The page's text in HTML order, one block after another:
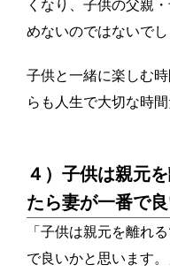
くなり、子供の父親
めないのではないでし
子供と一緒に楽しむ
らも人生で大切な時間
４）子供は親元
たら妻が一番で
「子供は親元を離れ
で良いかと思います。